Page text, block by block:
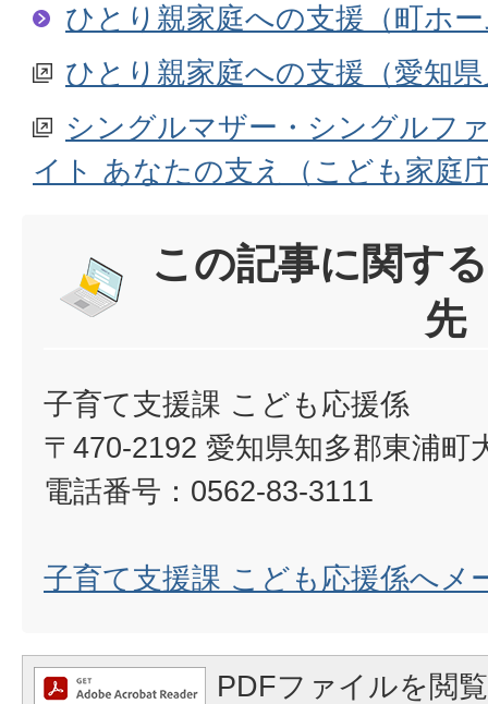
ひとり親家庭への支援（町ホ
ひとり親家庭への支援（愛知
シングルマザー・シングルフ
イト あなたの支え（こども家庭
この記事に関す
先
子育て支援課 こども応援係
〒470-2192 愛知県知多郡東浦町
電話番号：0562-83-3111
子育て支援課 こども応援係へメ
PDFファイルを閲